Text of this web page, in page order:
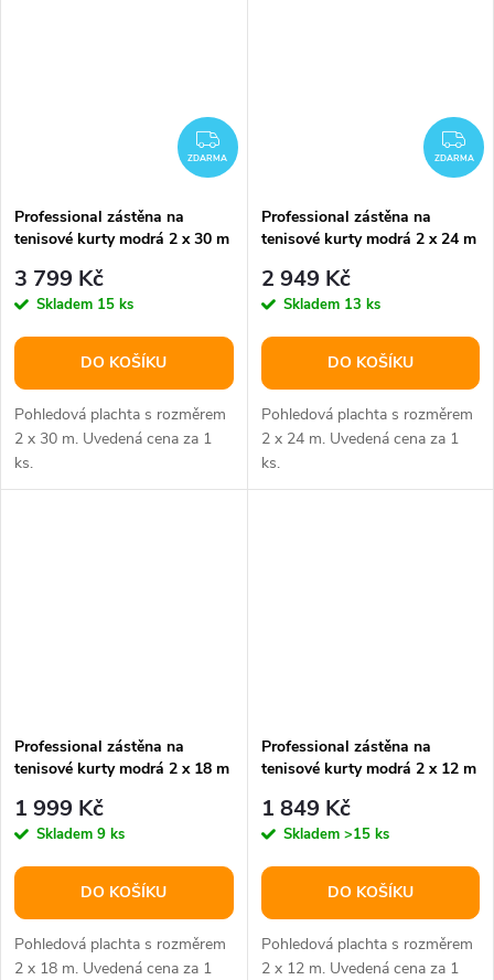
ZDARMA
ZDARMA
Professional zástěna na
tenisové kurty modrá 2 x 30 m
3 799 Kč
Skladem 15 ks
DO KOŠÍKU
Pohledová plachta s rozměrem
2 x 30 m. Uvedená cena za 1
ks.
ZDARMA
Professional zástěna na
tenisové kurty modrá 2 x 24 m
2 949 Kč
Skladem 13 ks
DO KOŠÍKU
Pohledová plachta s rozměrem
2 x 24 m. Uvedená cena za 1
ks.
Professional zástěna na
tenisové kurty modrá 2 x 18 m
1 999 Kč
Skladem 9 ks
DO KOŠÍKU
Pohledová plachta s rozměrem
2 x 18 m. Uvedená cena za 1
Professional zástěna na
tenisové kurty modrá 2 x 12 m
1 849 Kč
Skladem >15 ks
DO KOŠÍKU
Pohledová plachta s rozměrem
2 x 12 m. Uvedená cena za 1